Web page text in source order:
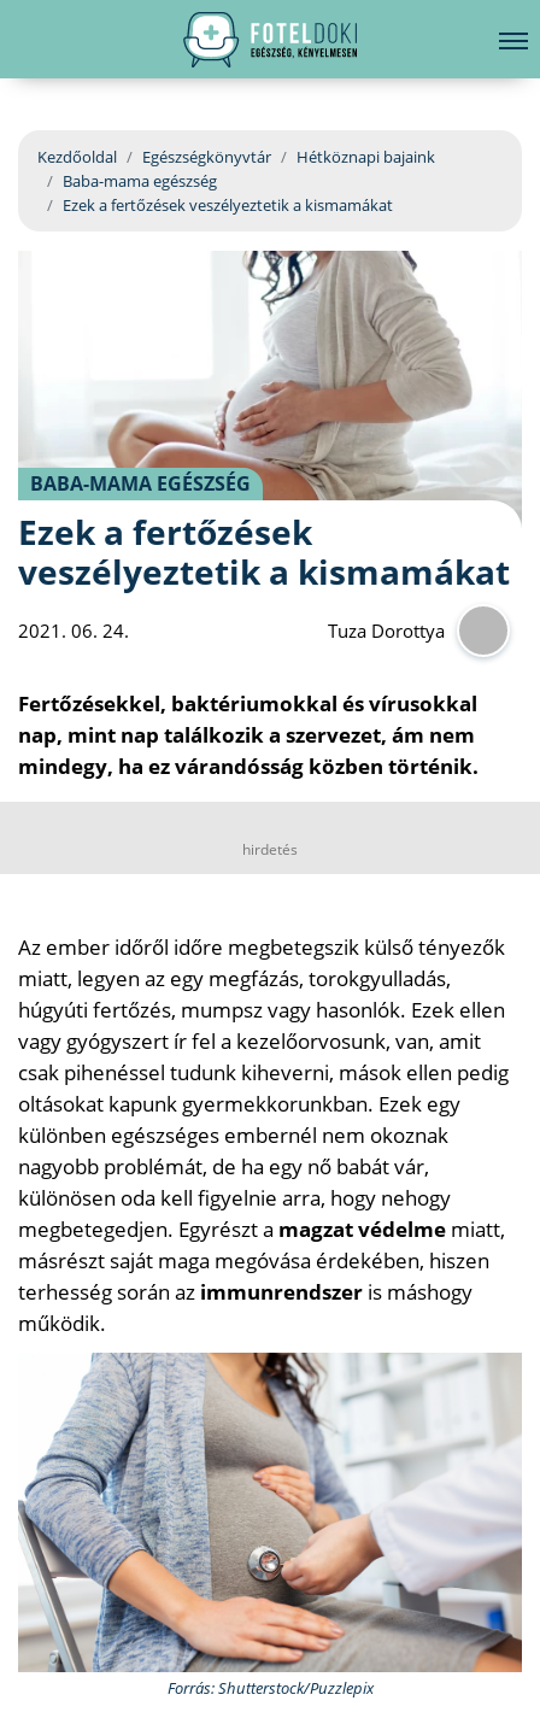
EGÉSZSÉGKÖNYVTÁR
BETEGSÉGKALAUZ
hirdetés
Kezdőoldal Egészségkönyvtár
Hétköznapi bajaink
Baba-mama egészség
Ezek a fertőzések veszélyeztetik a kismamákat
BABA-MAMA EGÉSZSÉG
Ezek a fertőzések
veszélyeztetik a kismamákat
2021. 06. 24. Tuza Dorottya
Fertőzésekkel, baktériumokkal és vírusokkal
nap, mint nap találkozik a szervezet, ám nem
mindegy, ha ez várandósság közben történik.
hirdetés
Az ember időről időre megbetegszik külső tényezők
miatt, legyen az egy megfázás, torokgyulladás,
húgyúti fertőzés, mumpsz vagy hasonlók. Ezek ellen
vagy gyógyszert ír fel a kezelőorvosunk, van, amit
csak pihenéssel tudunk kiheverni, mások ellen pedig
oltásokat kapunk gyermekkorunkban. Ezek egy
különben egészséges embernél nem okoznak
nagyobb problémát, de ha egy nő babát vár,
különösen oda kell figyelnie arra, hogy nehogy
megbetegedjen. Egyrészt a magzat védelme miatt,
másrészt saját maga megóvása érdekében, hiszen
terhesség során az immunrendszer is máshogy
működik.
Forrás: Shutterstock/Puzzlepix